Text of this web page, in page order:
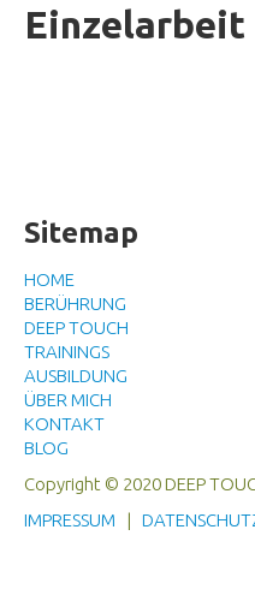
Einzelarbeit
Sitemap
HOME
BERÜHRUNG
DEEP TOUCH
TRAININGS
AUSBILDUNG
ÜBER MICH
KONTAKT
BLOG
Copyright © 2020 DEEP
IMPRESSUM |